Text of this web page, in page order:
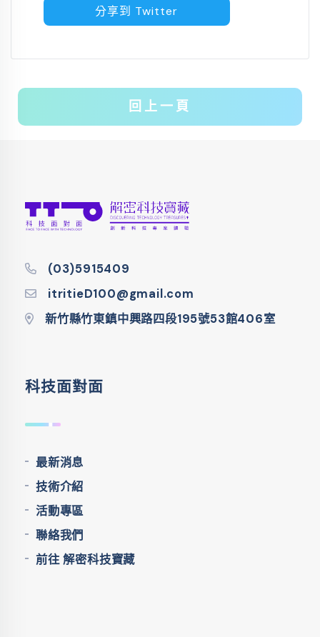
分享到 Twitter
回上一頁
(03)5915409
itritieD100@gmail.com
新竹縣竹東鎮中興路四段195號53館406室
科技面對面
最新消息
技術介紹
活動專區
聯絡我們
前往 解密科技寶藏